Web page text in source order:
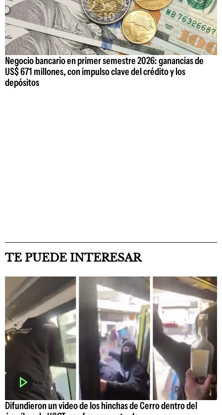
Negocio bancario en primer semestre 2026: ganancias de
US$ 671 millones, con impulso clave del crédito y los
depósitos
TE PUEDE INTERESAR
Difundieron un video de los hinchas de Cerro dentro del